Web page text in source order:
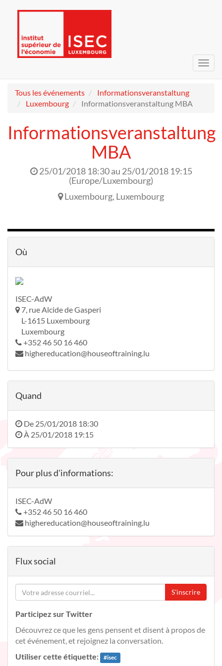
Tous les événements
Informationsveranstaltung
Luxembourg
Informationsveranstaltung MBA
Informationsveranstaltung
MBA
25/01/2018 18:30au 25/01/2018 19:15
(Europe/Luxembourg)
Luxembourg, Luxembourg
Où
ISEC-AdW
7, rue Alcide de Gasperi
L-1615 Luxembourg
Luxembourg
+352 46 50 16 460
highereducation@houseoftraining.lu
Quand
De 25/01/2018 18:30
À 25/01/2018 19:15
Pour plus d'informations:
ISEC-AdW
+352 46 50 16 460
highereducation@houseoftraining.lu
Flux social
S'inscrire
Participez sur Twitter
Découvrez ce que les gens pensent et disent à propos de
cet événement, et rejoignez la conversation.
Utiliser cette étiquette:
#isec